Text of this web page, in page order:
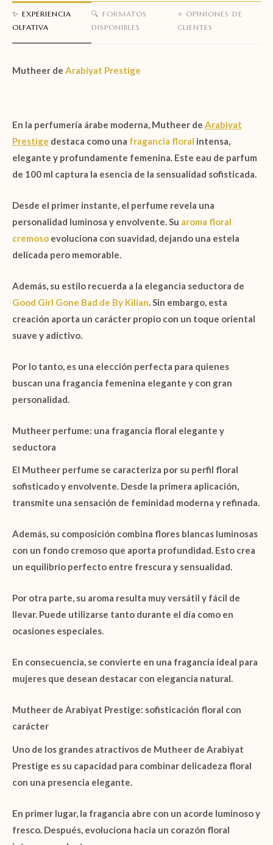
✨ EXPERIENCIA
OLFATIVA
🔍 FORMATOS
DISPONIBLES
⭐ OPINIONES DE
CLIENTES
Mutheer de Arabiyat Prestige
En la perfumería árabe moderna, Mutheer de Arabiyat
Prestige destaca como una fragancia floral intensa,
elegante y profundamente femenina. Este eau de parfum
de 100 ml captura la esencia de la sensualidad sofisticada.
Desde el primer instante, el perfume revela una
personalidad luminosa y envolvente. Su aroma floral
cremoso evoluciona con suavidad, dejando una estela
delicada pero memorable.
Además, su estilo recuerda a la elegancia seductora de
Good Girl Gone Bad de By Kilian. Sin embargo, esta
creación aporta un carácter propio con un toque oriental
suave y adictivo.
Por lo tanto, es una elección perfecta para quienes
buscan una fragancia femenina elegante y con gran
personalidad.
Mutheer perfume: una fragancia floral elegante y
seductora
El Mutheer perfume se caracteriza por su perfil floral
sofisticado y envolvente. Desde la primera aplicación,
transmite una sensación de feminidad moderna y refinada.
Además, su composición combina flores blancas luminosas
con un fondo cremoso que aporta profundidad. Esto crea
un equilibrio perfecto entre frescura y sensualidad.
Por otra parte, su aroma resulta muy versátil y fácil de
llevar. Puede utilizarse tanto durante el día como en
ocasiones especiales.
En consecuencia, se convierte en una fragancia ideal para
mujeres que desean destacar con elegancia natural.
Mutheer de Arabiyat Prestige: sofisticación floral con
carácter
Uno de los grandes atractivos de Mutheer de Arabiyat
Prestige es su capacidad para combinar delicadeza floral
con una presencia elegante.
En primer lugar, la fragancia abre con un acorde luminoso y
fresco. Después, evoluciona hacia un corazón floral